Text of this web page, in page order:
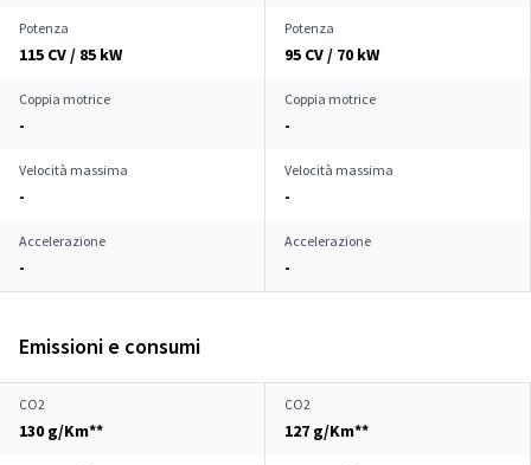
Potenza
115 CV / 85 kW
Potenza
95 CV / 70 kW
Coppia motrice
-
Coppia motrice
-
Velocità massima
-
Velocità massima
-
Accelerazione
-
Accelerazione
-
Emissioni e consumi
CO2
130 g/Km**
CO2
127 g/Km**